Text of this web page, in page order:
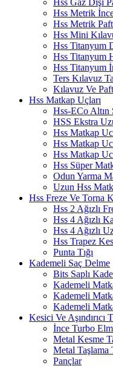
Hss Gaz Dişi
Hss Metrik
Hss Metrik
Hss Mini
Hss Titanyum
Hss Titanyum
Hss Titanyum
Ters Kılavuz
Kılavuz Ve
Hss Matkap Uçları
Hss-ECo Altın
HSS Ekstra
Hss Matkap
Hss Matkap
Hss Matkap
Hss Süper
Odun Yarma
Uzun Hss
Hss Freze Ve Torna
Hss 2 Ağızlı
Hss 4 Ağızlı
Hss 4 Ağızlı
Hss Trapez
Punta Tığı
Kademeli Saç Delme
Bits Saplı
Kademeli
Kademeli
Kademeli
Kesici Ve Aşındırıcı
İnce Turbo
Metal Kesme
Metal Taşlama
Pançlar